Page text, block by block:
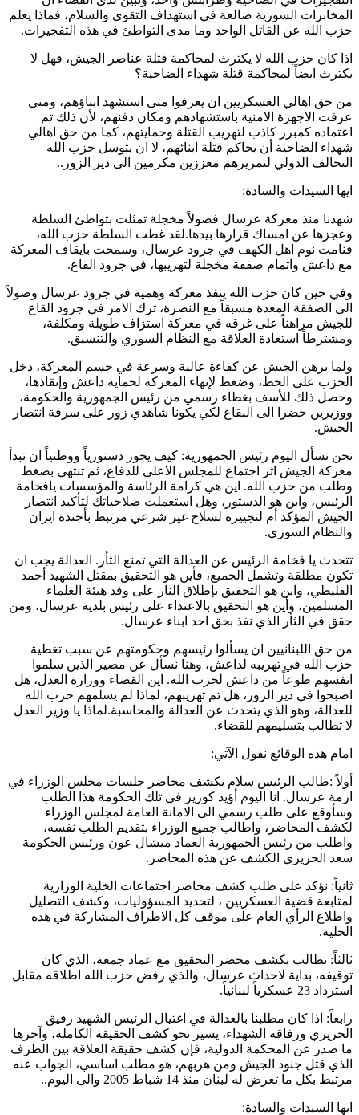
المخابرات السورية ضالعة في استهداف التقوى والسلام، فماذا يعلم
حزب الله عن القاتل الواحد وما مدى التواطئ في هذه التفجيرات.
اذا كان حزب الله لا يكترث لمحاكمة قتلة عناصر الجيش، فهل لا
يكترث ايضاً لمحاكمة قتلة شهداء الضاحية؟
من حق اهالي العسكريين ان يعرفوا متى استشهد ابناؤهم، ومتى
عرفت الاجهزة الامنية باستشهادهم ومكان دفنهم، لأن ذلك تم
اعتماده كمبرر كاذب لتهريب القتلة وحمايتهم، كما من حق اهالي
شهداء الضاحية أن يحاكم قتلة ابنائهم، لا ان يتوسل حزب الله
التحالف الدولي لتمريرهم معززين مكرمين الى دير الزور..
ايها السيدات والسادة:
شهدنا منذ معركة عرسال فصولاً مخجلة تمثلت بتواطئ السلطة
وعجزها عن امساك قرارها بيدها.لقد غطت السلطة حزب الله،
فنامت نوم اهل الكهف في جرود عرسال، وسمحت بايقاف المعركة
مع داعش واتمام صفقة مخجلة لتهريبها، في جرود القاع.
وفي حين كان حزب الله ينفذ معركة وهمية في جرود عرسال وصولاً
الى الصفقة المعدة مسبقاً مع النصرة، ترك الامر في جرود القاع
للجيش مراهناً على غرقه في معركة استزاف طويلة ومكلفة،
ومشترطاً استعادة العلاقة مع النظام السوري والتنسيق.
ولما برهن الجيش عن كفاءة عالية وسرعة في حسم المعركة، دخل
الحزب على الخط، وضغط لإنهاء المعركة لحماية داعش وإنقاذها،
وحصل ذلك للأسف بغطاء رسمي من رئيس الجمهورية والحكومة،
ووزيرين حضرا الى البقاع لكي يكونا شاهدي زور على سرقة انتصار
الجيش.
نحن نسأل اليوم رئيس الجمهورية: كيف يجوز دستورياً ووطنياً ان تبدأ
معركة الجيش اثر اجتماع للمجلس الاعلى للدفاع، ثم تنتهي بضغط
وطلب من حزب الله. اين هي كرامة الرئاسة والمؤسسات يافخامة
الرئيس، واين هو الدستور، وهل استعملت صلاحياتك لتأكيد انتصار
الجيش المؤكد أم لتجييره لسلاح غير شرعي مرتبط بأجندة ايران
والنظام السوري.
تتحدث يا فخامة الرئيس عن العدالة التي تمنع الثأر. العدالة يجب ان
تكون مطلقة وتشمل الجميع، فأين هو التحقيق بمقتل الشهيد أحمد
الفليطي، واين هو التحقيق بإطلاق النار على وفد هيئة العلماء
المسلمين، وأين هو التحقيق بالاعتداء على رئيس بلدية عرسال، ومن
حقق في الثأر الذي نفذ بحق احد ابناء عرسال.
من حق اللبنانيين ان يسألوا رئيسهم وحكومتهم عن سبب تغطية
حزب الله في تهريبه لداعش، وهنا نسأل عن مصير الذين سلموا
انفسهم طوعاً من داعش لحزب الله. اين القضاء ووزارة العدل، هل
اصبحوا في دير الزور، هل تم تهريبهم، لماذا لم يسلمهم حزب الله
للعدالة، وهو الذي يتحدث عن العدالة والمحاسبة.لماذا يا وزير العدل
لا تطالب بتسليمهم للقضاء.
امام هذه الوقائع نقول الآتي:
أولاً :طالب الرئيس سلام بكشف محاضر جلسات مجلس الوزراء في
ازمة عرسال. انا اليوم أؤيد كوزير في تلك الحكومة هذا الطلب
وسأوقع على طلب رسمي الى الامانة العامة لمجلس الوزراء
لكشف المحاضر، واطالب جميع الوزراء بتقديم الطلب نفسه،
واطلب من رئيس الجمهورية العماد ميشال عون ورئيس الحكومة
سعد الحريري الكشف عن هذه المحاضر.
ثانياً: نؤكد على طلب كشف محاضر اجتماعات الخلية الوزارية
لمتابعة قضية العسكريين ، لتحديد المسؤوليات، وكشف التضليل
واطلاع الرأي العام على موقف كل الاطراف المشاركة في هذه
الخلية.
ثالثاً: نطالب بكشف محضر التحقيق مع عماد جمعة، الذي كان
توقيفه، بداية لاحداث عرسال، والذي رفض حزب الله اطلاقه مقابل
استرداد 23 عسكرياً لبنانياً.
رابعاً: اذا كان مطلبنا بالعدالة في اغتيال الرئيس الشهيد رفيق
الحريري ورفاقه الشهداء، يسير نحو كشف الحقيقة الكاملة، وآخرها
ما صدر عن المحكمة الدولية، فإن كشف حقيقة العلاقة بين الطرف
الذي قتل جنود الجيش ومن هربهم، هو مطلب اساسي، الجواب عنه
مرتبط بكل ما تعرض له لبنان منذ 14 شباط 2005 والى اليوم..
ايها السيدات والسادة: